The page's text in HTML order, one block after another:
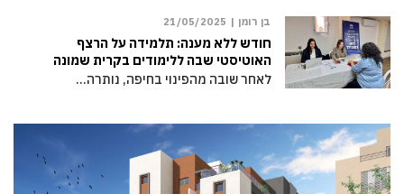
בן רומן | 21/05/2025
חודש ללא מענה: תלמידה על הרצף
האוטיסטי שבה ללימודים בקרית שמונה
לאחר שובה מהפינוי בחיפה, נותרה…